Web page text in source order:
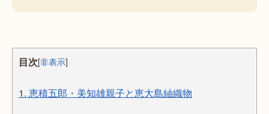
目次[非表示]
1. 恵積五郎・美知雄親子と恵大島紬織物